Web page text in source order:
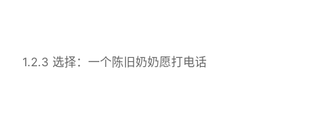
1.2.3 选择：一个陈旧奶奶愿打电话